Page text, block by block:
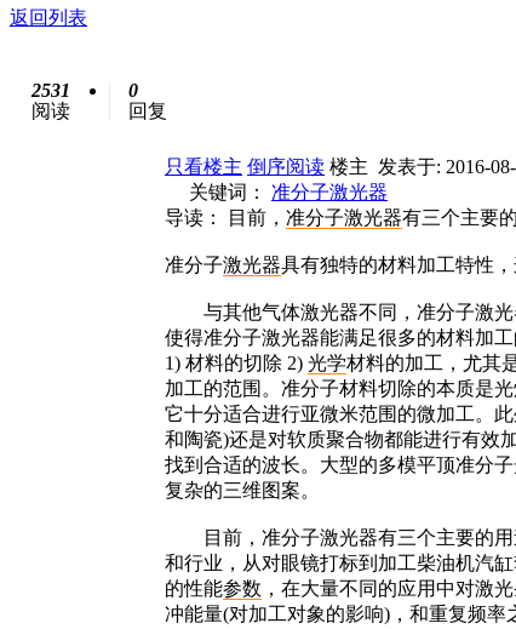
返回列表
2531
阅读
0
回复
只看楼主 倒序阅读 楼主 发表于: 2016-
关键词： 准分子激光器
导读： 目前， 准分子激光器有三个主要
准分子激光器具有独特的材料加工特性
与其他气体激光器不同，准分子激光
使得准分子激光器能满足很多的材料加
1) 材料的切除 2) 光学材料的加工，尤其
加工的范围。准分子材料切除的本质是
它十分适合进行亚微米范围的微加工。
和陶瓷)还是对软质聚合物都能进行有效
找到合适的波长。大型的多模平顶准分
复杂的三维图案。
目前，准分子激光器有三个主要的用
和行业，从对眼镜打标到加工柴油机汽
的性能参数 ，在大量不同的应用中对激
冲能量(对加工对象的影响)，和重复频率